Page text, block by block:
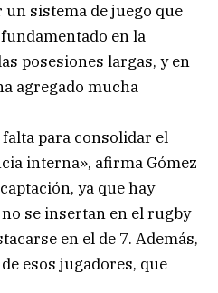
sistema de juego que
en la
posesiones largas, y en
agregado mucha
para consolidar el
interna», afirma Gómez
ya que hay
se insertan en el rugby
en el de 7. Además,
esos jugadores, que